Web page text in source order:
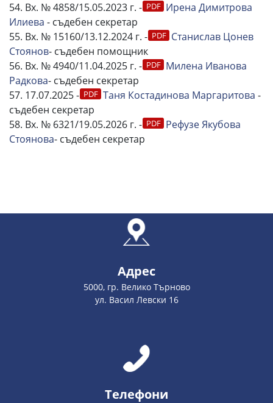
54. Вх. № 4858/15.05.2023 г. -
Ирена Димитрова
Илиева - съдебен секретар
55. Вх. № 15160/13.12.2024 г. -
Станислав Цонев
Стоянов- съдебен помощник
56. Вх. № 4940/11.04.2025 г. -
Милена Иванова
Радкова- съдебен секретар
57. 17.07.2025 -
Таня Костадинова Маргаритова -
съдебен секретар
58. Вх. № 6321/19.05.2026 г. -
Рефузе Якубова
Стоянова- съдебен секретар
Адрес
5000, гр. Велико Търново
ул. Васил Левски 16
Телефони